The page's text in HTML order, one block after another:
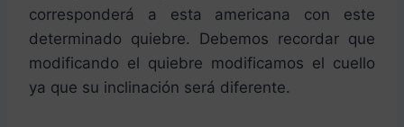
corresponderá a esta americana con este
determinado quiebre. Debemos recordar que
modificando el quiebre modificamos el cuello
ya que su inclinación será diferente.